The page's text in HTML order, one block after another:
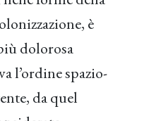
è
dolorosa
l’ordine spazio-
da quel